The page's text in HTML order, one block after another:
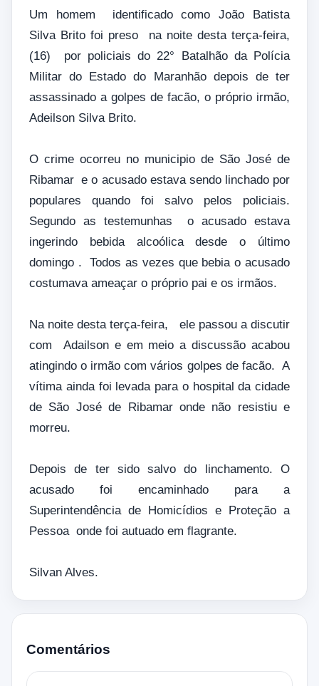
Um homem identificado como João Batista
Silva Brito foi preso na noite desta terça-feira,
(16) por policiais do 22° Batalhão da Polícia
Militar do Estado do Maranhão depois de ter
assassinado a golpes de facão, o próprio irmão,
Adeilson Silva Brito.
O crime ocorreu no municipio de São José de
Ribamar e o acusado estava sendo linchado por
populares quando foi salvo pelos policiais.
Segundo as testemunhas o acusado estava
ingerindo bebida alcoólica desde o último
domingo . Todos as vezes que bebia o acusado
costumava ameaçar o próprio pai e os irmãos.
Na noite desta terça-feira, ele passou a discutir
com Adailson e em meio a discussão acabou
atingindo o irmão com vários golpes de facão. A
vítima ainda foi levada para o hospital da cidade
de São José de Ribamar onde não resistiu e
morreu.
Depois de ter sido salvo do linchamento. O
acusado foi encaminhado para a
Superintendência de Homicídios e Proteção a
Pessoa onde foi autuado em flagrante.
Silvan Alves.
Comentários